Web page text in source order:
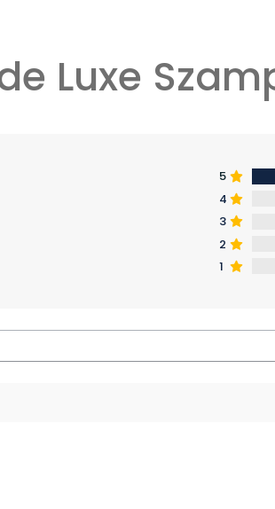
Luxe
5
4
3
2
1